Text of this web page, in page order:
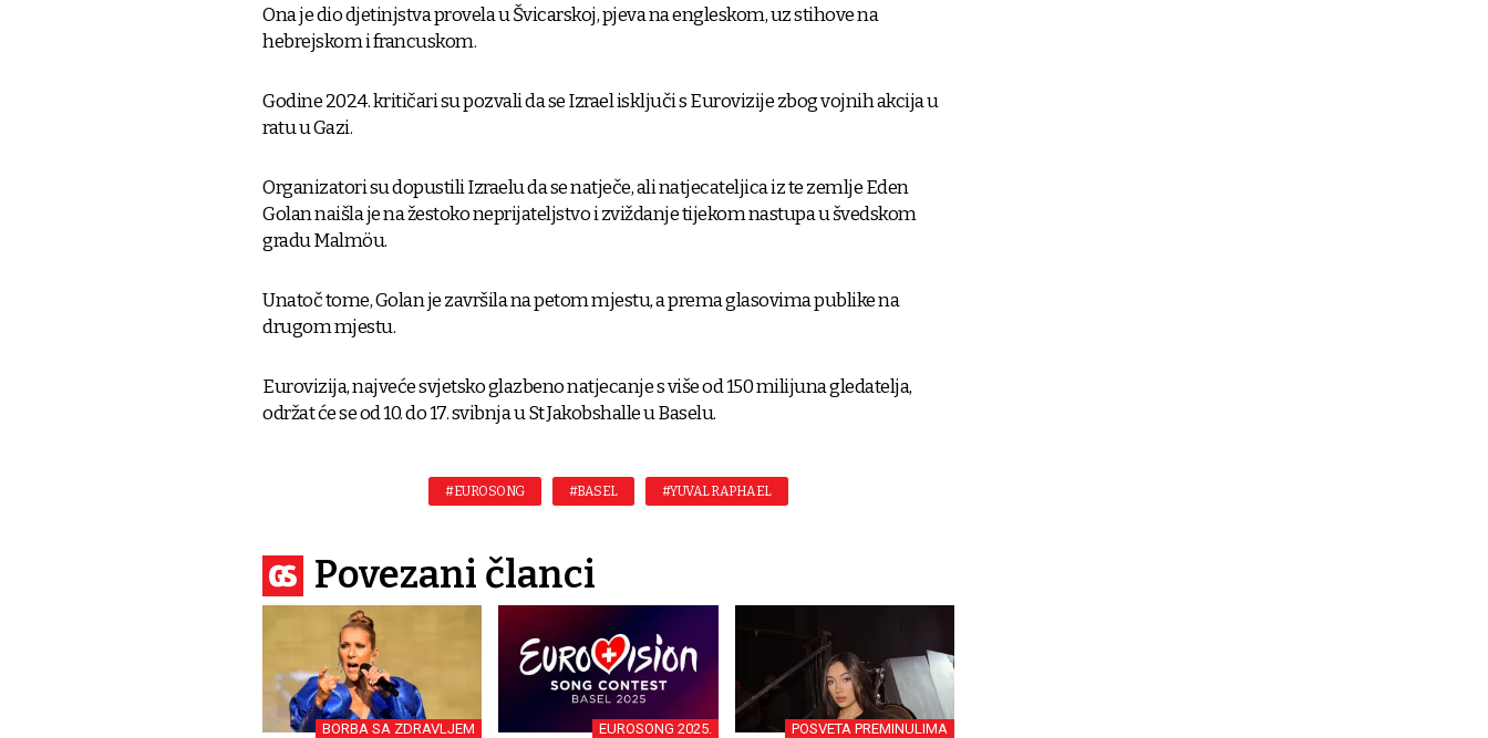
Ona je dio djetinjstva provela u Švicarskoj, pjeva na engleskom, uz stihove na
hebrejskom i francuskom.
Godine 2024. kritičari su pozvali da se Izrael isključi s Eurovizije zbog vojnih akcija u
ratu u Gazi.
Organizatori su dopustili Izraelu da se natječe, ali natjecateljica iz te zemlje Eden
Golan naišla je na žestoko neprijateljstvo i zviždanje tijekom nastupa u švedskom
gradu Malmöu.
Unatoč tome, Golan je završila na petom mjestu, a prema glasovima publike na
drugom mjestu.
Eurovizija, najveće svjetsko glazbeno natjecanje s više od 150 milijuna gledatelja,
održat će se od 10. do 17. svibnja u St Jakobshalle u Baselu.
#EUROSONG #BASEL #YUVAL RAPHAEL
Povezani članci
BORBA SA ZDRAVLJEM EUROSONG 2025. POSVETA PREMINULIMA